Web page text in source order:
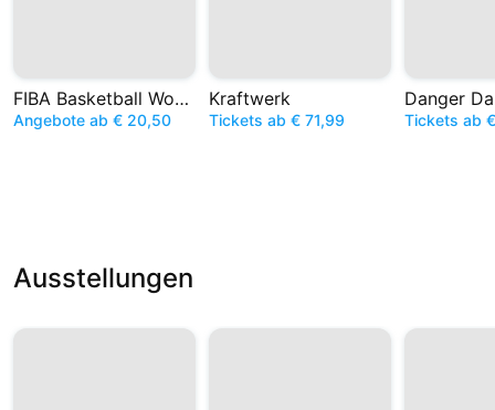
FIBA Basketball World Cup
Angebote ab € 20,50
Kraftwerk
Tickets ab € 71,99
Danger
Tickets ab
Ausstellungen